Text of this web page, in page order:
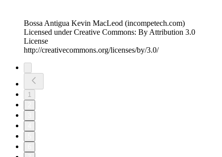
Bossa Antigua Kevin MacLeod (incompetech.com)
Licensed under Creative Commons: By Attribution 3.0
License
http://creativecommons.org/licenses/by/3.0/
1